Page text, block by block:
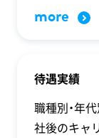
more
待遇実績
職種別・年
社後のキャ